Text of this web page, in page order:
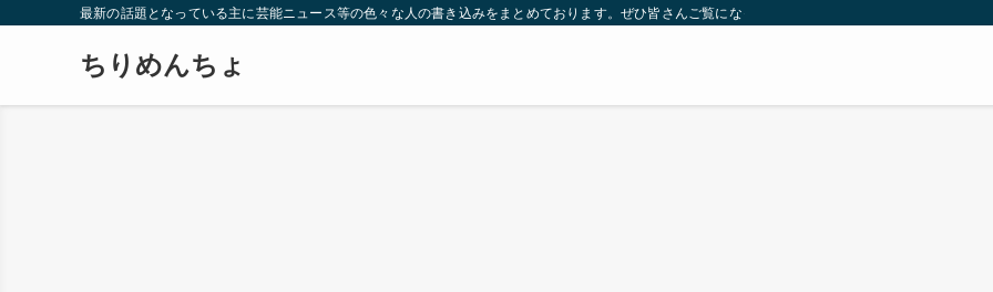
最新の話題となっている主に芸能ニュース等の色々な人の書き込みをまとめております。ぜひ皆さんご覧になっていってください。
ちりめんちょ